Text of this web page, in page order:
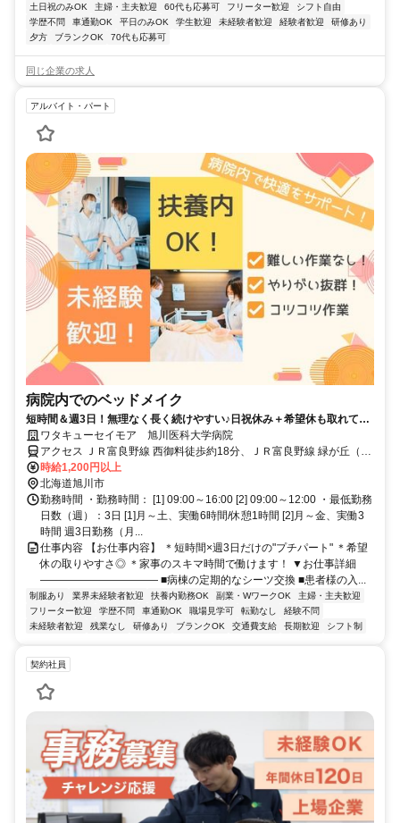
土日祝のみOK
主婦・主夫歓迎 60代も応募可 フリーター歓迎
シフト自由
学歴不問
車通勤OK 平日のみOK 学生歓迎 未経験者歓迎 経験者歓迎
研修あり
夕方
ブランクOK 70代も応募可
同じ企業の求人
アルバイト・パート
病院内でのベッドメイク
短時間＆週3日！無理なく長く続けやすい♪日祝休み＋希望休も取れてご
家庭と両立も◎ ＊マイカー通勤OK
ワタキューセイモア 旭川医科大学病院
アクセス ＪＲ富良野線 西御料徒歩約18分、ＪＲ富良野線 緑が丘（北
海道）徒歩約24分、ＪＲ富良野線 神楽岡徒歩約41分 マイカー通勤
OK／JR「緑が丘駅」から車5分、JR「旭川駅」から車11分
時給1,200円以上
北海道旭川市
勤務時間 ・勤務時間： [1] 09:00～16:00 [2] 09:00～12:00 ・最低勤務
日数（週）：3日 [1]月～土、実働6時間/休憩1時間 [2]月～金、実働3
時間 週3日勤務（月...
仕事内容 【お仕事内容】 ＊短時間×週3日だけの"プチパート" ＊希望
休の取りやすさ◎ ＊家事のスキマ時間で働けます！ ▼お仕事詳細
――――――――――― ■病棟の定期的なシーツ交換 ■患者様の入...
制服あり 業界未経験者歓迎 扶養内勤務OK 副業・WワークOK
主婦・主夫歓迎
フリーター歓迎
学歴不問 車通勤OK 職場見学可 転勤なし
経験不問
未経験者歓迎
残業なし 研修あり ブランクOK 交通費支給 長期歓迎 シフト制
契約社員